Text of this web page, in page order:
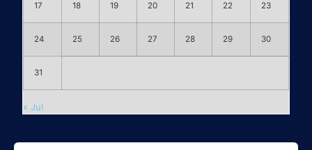
17 18 19 20 21 22 23
24 25 26 27 28 29 30
31
« Jul